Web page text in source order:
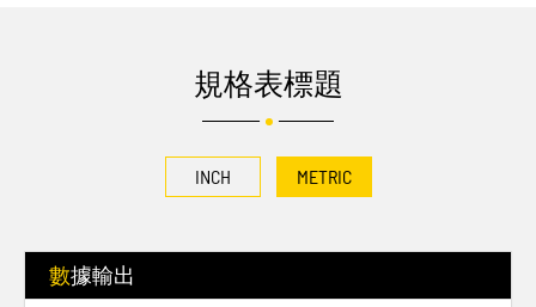
規格表標題
INCH METRIC
數據輸出